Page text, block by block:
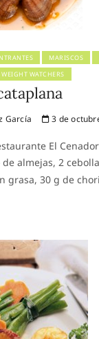
MARISCOS
WEIGHT WATCHERS
García 3 de
El
almejas, 2
grasa, 30 g de